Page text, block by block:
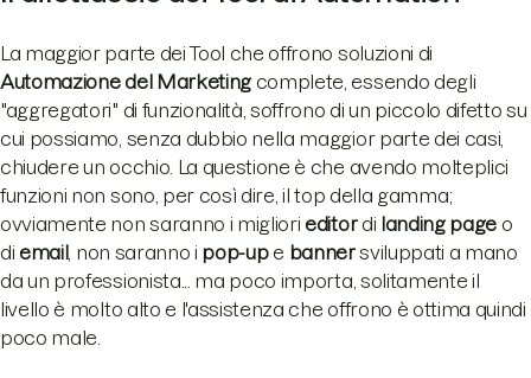
La maggior parte dei Tool che offrono soluzioni di
Automazione del Marketingcomplete, essendo degli
"aggregatori" di funzionalità, soffrono di un piccolo difetto su
cui possiamo, senza dubbio nella maggior parte dei casi,
chiudere un occhio. La questione è che avendo molteplici
funzioni non sono, per così dire, il top della gamma;
ovviamente non saranno i migliori editordi landing page o
di email, non saranno i pop-up e bannersviluppati a mano
da un professionista... ma poco importa, solitamente il
livello è molto alto e l'assistenza che offrono è ottima quindi
poco male.